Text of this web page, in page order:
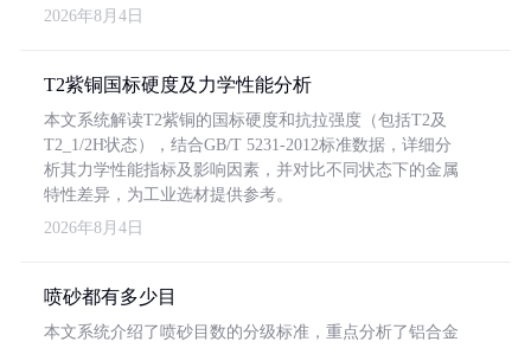
2026年8月4日
T2紫铜国标硬度及力学性能分析
本文系统解读T2紫铜的国标硬度和抗拉强度（包括T2及
T2_1/2H状态），结合GB/T 5231-2012标准数据，详细分
析其力学性能指标及影响因素，并对比不同状态下的金属
特性差异，为工业选材提供参考。
2026年8月4日
喷砂都有多少目
本文系统介绍了喷砂目数的分级标准，重点分析了铝合金